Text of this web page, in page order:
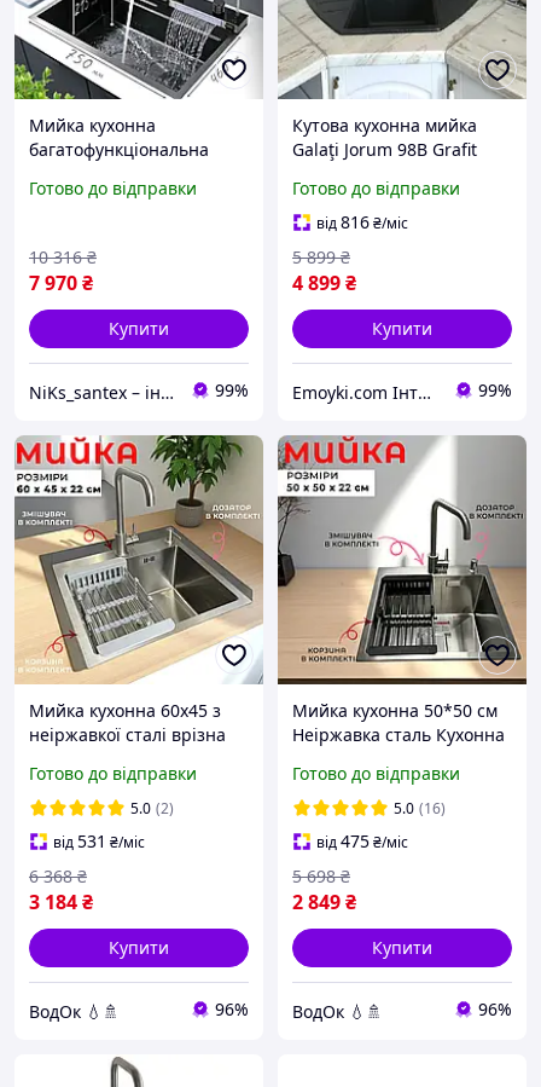
Мийка кухонна
багатофункціональна
Graphite для кухні з
нержавіючої сталі
Готово до відправки
7 970₴
10 316 ₴
Купити
NiKs_santex – інтернет-магазин сантехніки 99%
Кутова кухонна мийка
Galaţi Jorum 98B Grafit
Готово до відправки
від816₴/міс
4 899₴
5 899 ₴
Купити
Emoyki.com Інтернет-магазин кухонних мийок 99%
Мийка кухонна 60х45 з
неіржавкої сталі врізна
краном і дозатором і
сушаркою Неіржавка
раковина 60x45 у комплек
Готово до відправки
5.0 (2)
від531 ₴/міс
3 184₴
6 368 ₴
Купити
ВодОк 💧🚿 96%
Мийка кухонна 50*50 см
Неіржавка сталь Кухонна
Мийка з дозатором і
кошиком
Готово до відправки
5.0 (16)
від475₴/міс
2 849₴
5 698 ₴
Купити
ВодОк 💧🚿 96%